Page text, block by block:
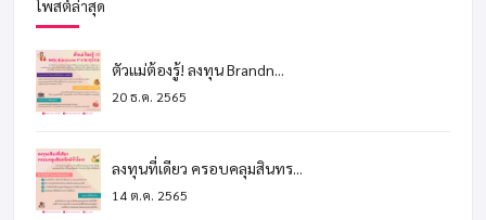
โพสต์ล่าสุด
ตัวแม่ต้องรู้! ลงทุน Brandn...
20 ธ.ค. 2565
ลงทุนที่เดียว ครอบคลุมสินทร...
14 ต.ค. 2565